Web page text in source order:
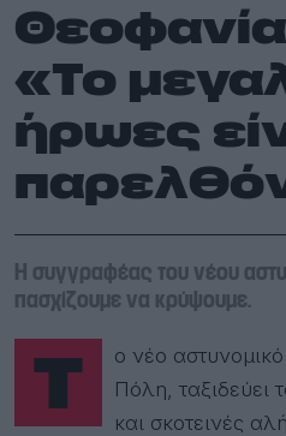
«Το
ήρωες
Η συγγραφέας του νέου
πασχίζουμε να κρύψουμε.
Το νέο αστυνομικό μυθιστόρημα «Χωρίς Άλλοθι», που κυκλοφορεί από τις εκδόσεις Χάρτινη
Πόλη, ταξιδεύει
και σκοτεινές